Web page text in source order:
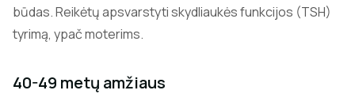
būdas. Reikėtų apsvarstyti skydliaukės funkcijos (TSH)
tyrimą, ypač moterims.
40-49 metų amžiaus